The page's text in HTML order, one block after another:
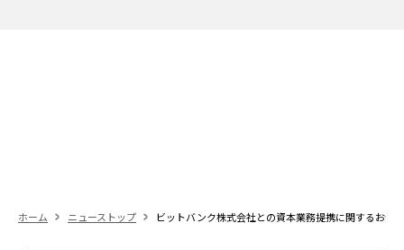
ホーム ニューストップ ビットバンク株式会社との資本業務提携に関するお知